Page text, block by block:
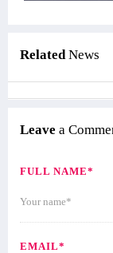
Related News
Leave a
FULL NAME*
EMAIL*